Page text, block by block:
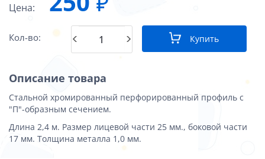
Цена:
Кол-во: Купить
Описание товара
Стальной хромированный перфорированный профиль с
"П"-образным сечением.
Длина 2,4 м. Размер лицевой части 25 мм., боковой части
17 мм. Толщина металла 1,0 мм.